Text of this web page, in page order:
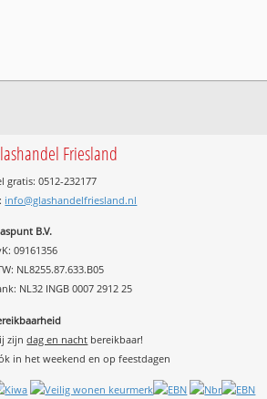
Friesland
gratis: 0512-232177
info@glashandelfriesland.nl
B.V.
09161356
NL8255.87.633.B05
NL32 INGB 0007 2912 25
zijndag en nacht bereikbaar!
in het weekend en op feestdagen